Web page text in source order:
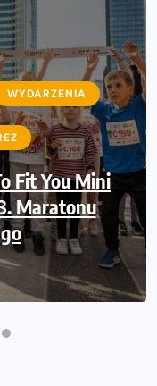
WYDARZENIA
Fit You Mini
Maratonu
WYDARZENIA
Poznaj
17. Toruń
na 5 km